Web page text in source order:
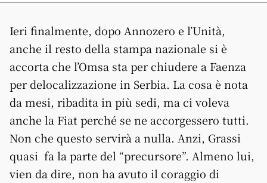
Ieri finalmente, dopo Annozero e l’Unità,
anche il resto della stampa nazionale si è
accorta che l’Omsa sta per chiudere a Faenza
per delocalizzazione in Serbia. La cosa è nota
da mesi, ribadita in più sedi, ma ci voleva
anche la Fiat perché se ne accorgessero tutti.
Non che questo servirà a nulla. Anzi, Grassi
quasi fa la parte del “precursore”. Almeno lui,
vien da dire, non ha avuto il coraggio di